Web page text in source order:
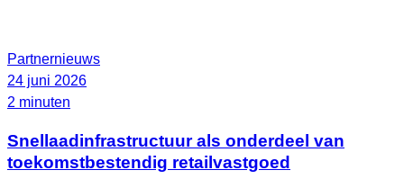
Partnernieuws
24 juni 2026
2 minuten
Snellaadinfrastructuur als onderdeel van
toekomstbestendig retailvastgoed